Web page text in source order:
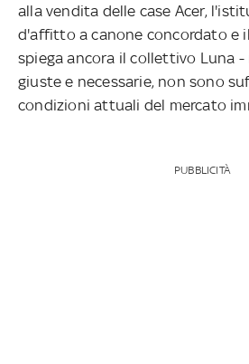
alla vendita delle case Acer,
d'affitto a canone concordato
spiega ancora il collettivo Luna -
giuste e necessarie, non sono
condizioni attuali del mercato
PUBBLICITÀ